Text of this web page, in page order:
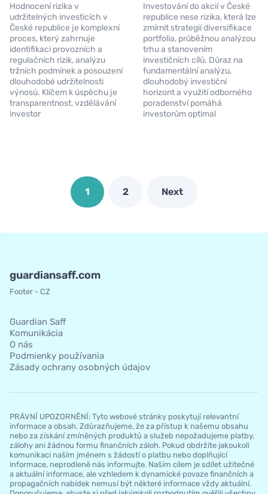
Hodnocení rizika v
udržitelných investicích v
České republice je komplexní
proces, který zahrnuje
identifikaci provozních a
regulačních rizik, analýzu
tržních podmínek a posouzení
dlouhodobé udržitelnosti
výnosů. Klíčem k úspěchu je
transparentnost, vzdělávání
investor
Investování do akcií v České
republice nese rizika, která lze
zmírnit strategií diversifikace
portfolia, průběžnou analýzou
trhu a stanovením
investičních cílů. Důraz na
fundamentální analýzu,
dlouhodobý investiční
horizont a využití odborného
poradenství pomáhá
investorům optimal
1 2 Next
guardiansaff.com
Footer - CZ
Guardian Saff
Komunikácia
O nás
Podmienky používania
Zásady ochrany osobných údajov
PRÁVNÍ UPOZORNĚNÍ: Tyto webové stránky poskytují relevantní
informace a obsah. Zdůrazňujeme, že za přístup k našemu obsahu
nebo za získání zmíněných produktů a služeb nepožadujeme platby,
zálohy ani žádnou formu finančních záloh. Pokud obdržíte jakoukoli
komunikaci naším jménem s žádostí o platbu nebo doplňující
informace, neprodleně nás informujte. Naším cílem je sdílet užitečné
a aktuální informace, ale vzhledem k dynamické povaze finančních a
propagačních nabídek nemusí být některé informace vždy aktuální.